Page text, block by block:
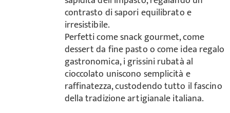
contrasto di sapori equilibrato e
irresistibile.
Perfetti come snack gourmet, come
dessert da fine pasto o come idea regalo
gastronomica, i grissini rubatà al
cioccolato uniscono semplicità e
raffinatezza, custodendo tutto il fascino
della tradizione artigianale italiana.